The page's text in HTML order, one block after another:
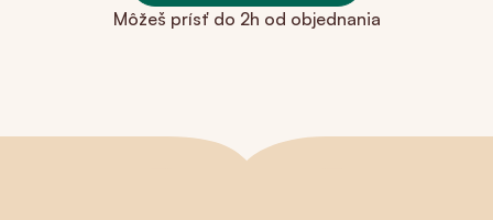
Môžeš prísť do 2h od objednania